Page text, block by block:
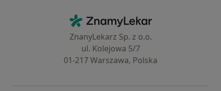
ZnamyLekar - Hlavní stránka
ZnanyLekarz Sp. z o.o.
ul. Kolejowa 5/7
01-217 Warszawa, Polska